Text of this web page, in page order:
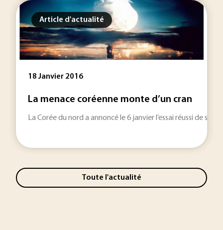
Article d'actualité
18 Janvier 2016
La menace coréenne monte d’un cran
La Corée du nord a annoncé le 6 janvier l’essai réussi de
Toute l'actualité